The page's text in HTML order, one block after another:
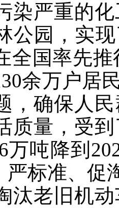
染严重的
公园，实
全国率先推
余万户居
，确保人
质量，受
万吨降到
严标准、促
汰老旧机